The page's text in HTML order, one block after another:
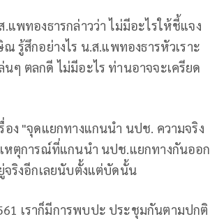
พทองธารกล่าวว่า ไม่มีอะไรให้ชี้แจง
รู้สึกอย่างไร น.ส.แพทองธารหัวเราะ
ตลกดี ไม่มีอะไร ท่านอาจจะเครียด
ง "จุดแยกทางแกนนำ นปช. ความจริง
หตุการณ์ที่แกนนำ นปช.แยกทางกันออก
จริงอีกเลยนับตั้งแต่บัดนั้น
เราก็มีการพบปะ ประชุมกันตามปกติ